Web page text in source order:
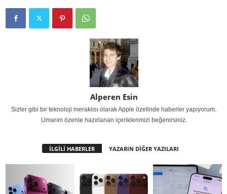
Alperen Esin
Sizler gibi bir teknoloji meraklısı olarak Apple özelinde haberler yapıyorum.
Umarım özenle hazırlanan içeriklerimizi beğenirsiniz.
İLGİLİ HABERLER YAZARIN DİĞER YAZILARI